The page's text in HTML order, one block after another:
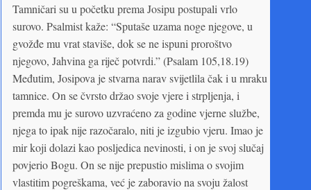
Tamničari su u početku prema Josipu postupali vrlo
surovo. Psalmist kaže: “Sputaše uzama noge njegove, u
gvožđe mu vrat staviše, dok se ne ispuni proroštvo
njegovo, Jahvina ga riječ potvrdi.” (Psalam 105,18.19)
Međutim, Josipova je stvarna narav svijetlila čak i u mraku
tamnice. On se čvrsto držao svoje vjere i strpljenja, i
premda mu je surovo uzvraćeno za godine vjerne službe,
njega to ipak nije razočaralo, niti je izgubio vjeru. Imao je
mir koji dolazi kao posljedica nevinosti, i on je svoj slučaj
povjerio Bogu. On se nije prepustio mislima o svojim
vlastitim pogreškama, već je zaboravio na svoju žalost